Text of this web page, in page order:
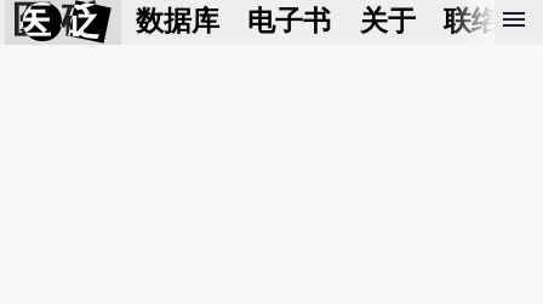
医 砭 数据库 电子书 关于 联络我
menu